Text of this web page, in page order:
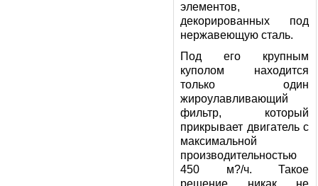
элементов,
декорированных под
нержавеющую сталь.
Под его крупным
куполом находится
только один
жироулавливающий
фильтр, который
прикрывает двигатель с
максимальной
производительностью
450 м?/ч. Такое